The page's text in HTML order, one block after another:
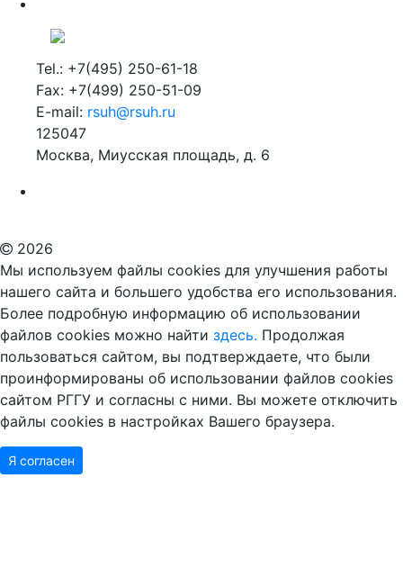
Tel.: +7(495) 250-61-18
Fax: +7(499) 250-51-09
E-mail: rsuh@rsuh.ru
125047
Москва, Миусская площадь, д. 6
2026
Мы используем файлы cookies для улучшения работы
нашего сайта и большего удобства его использования.
Более подробную информацию об использовании
файлов cookies можно найти здесь. Продолжая
пользоваться сайтом, вы подтверждаете, что были
проинформированы об использовании файлов cookies
сайтом РГГУ и согласны с ними. Вы можете отключить
файлы cookies в настройках Вашего браузера.
Я согласен